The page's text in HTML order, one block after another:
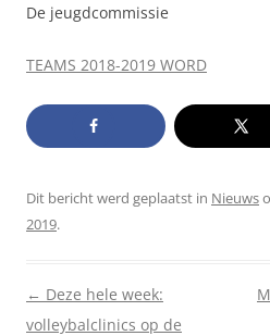
De jeugdcommissie
TEAMS 2018-2019 WORD
Dit bericht werd geplaatst in Nieuws
2019.
Berichtnavigatie
← Deze hele week:
volleybalclinics op de